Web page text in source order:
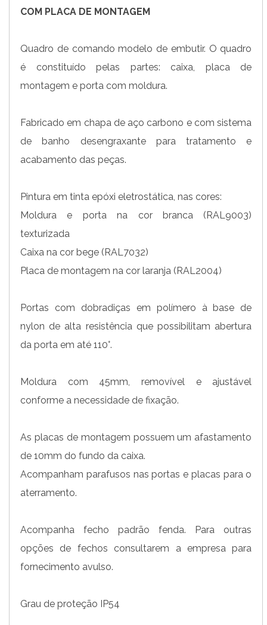
COM PLACA DE MONTAGEM
Quadro de comando modelo de embutir. O quadro
é constituído pelas partes: caixa, placa de
montagem e porta com moldura.
Fabricado em chapa de aço carbono e com sistema
de banho desengraxante para tratamento e
acabamento das peças.
Pintura em tinta epóxi eletrostática, nas cores:
Moldura e porta na cor branca (RAL9003)
texturizada
Caixa na cor bege (RAL7032)
Placa de montagem na cor laranja (RAL2004)
Portas com dobradiças em polímero à base de
nylon de alta resistência que possibilitam abertura
da porta em até 110°.
Moldura com 45mm, removível e ajustável
conforme a necessidade de fixação.
As placas de montagem possuem um afastamento
de 10mm do fundo da caixa.
Acompanham parafusos nas portas e placas para o
aterramento.
Acompanha fecho padrão fenda. Para outras
opções de fechos consultarem a empresa para
fornecimento avulso.
Grau de proteção IP54